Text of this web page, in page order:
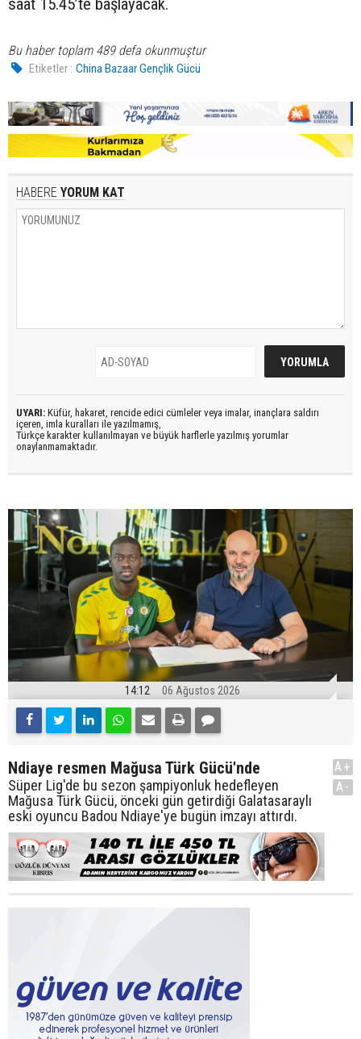
saat 15.45’te başlayacak.
Bu haber toplam 489 defa okunmuştur
Etiketler : China Bazaar Gençlik Gücü
HABERE YORUM KAT
UYARI: Küfür, hakaret, rencide edici cümleler veya imalar, inançlara saldırı
içeren, imla kuralları ile yazılmamış,
Türkçe karakter kullanılmayan ve büyük harflerle yazılmış yorumlar
onaylanmamaktadır.
14:12 06 Ağustos 2026
Ndiaye resmen Mağusa Türk Gücü'nde
Süper Lig'de bu sezon şampiyonluk hedefleyen
Mağusa Türk Gücü, önceki gün getirdiği Galatasaraylı
eski oyuncu Badou Ndiaye'ye bugün imzayı attırdı.
A+
A-